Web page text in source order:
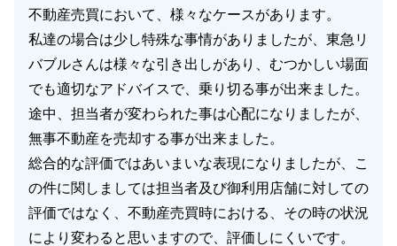
不動産売買において、様々なケースがあります。
私達の場合は少し特殊な事情がありましたが、東急リ
バブルさんは様々な引き出しがあり、むつかしい場面
でも適切なアドバイスで、乗り切る事が出来ました。
途中、担当者が変わられた事は心配になりましたが、
無事不動産を売却する事が出来ました。
総合的な評価ではあいまいな表現になりましたが、こ
の件に関しましては担当者及び御利用店舗に対しての
評価ではなく、不動産売買時における、その時の状況
により変わると思いますので、評価しにくいです。